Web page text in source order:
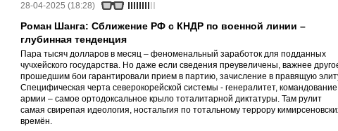
28-04-2025 (18:28)
Роман Шанга: Сближение РФ с КНДР по военной линии –
глубинная тенденция
Пара тысяч долларов в месяц – феноменальный заработок для подданных
чучхейского государства. Но даже если сведения преувеличены, важнее
прошедшим бои гарантировали прием в партию, зачисление в правящую
Специфическая черта северокорейской системы - генералитет, командование
армии – самое ортодоксальное крыло тоталитарной диктатуры. Там рулит
самая свирепая идеология, ностальгия по тотальному террору
времён.